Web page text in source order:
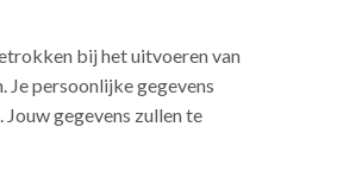
bij het uitvoeren van
Je persoonlijke gegevens
gegevens zullen te